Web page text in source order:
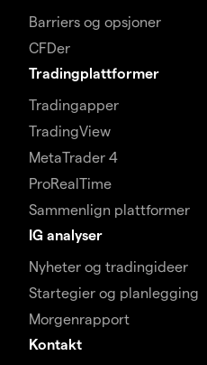
Barriers og opsjoner
CFDer
Tradingplattformer
Tradingapper
TradingView
MetaTrader 4
ProRealTime
Sammenlign plattformer
IG analyser
Nyheter og tradingideer
Startegier og planlegging
Morgenrapport
Kontakt